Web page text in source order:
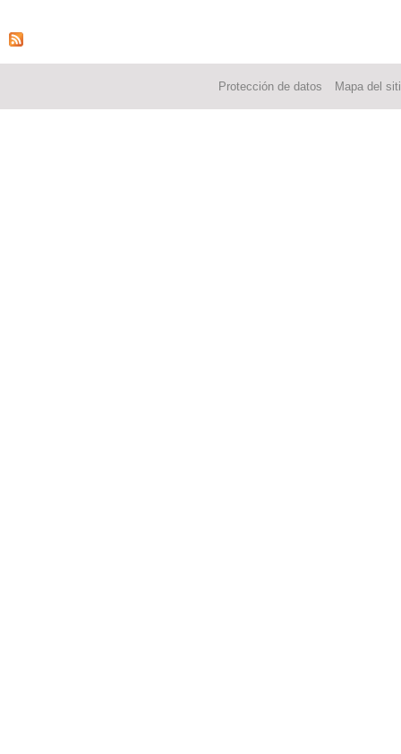
Protección de datos Mapa del